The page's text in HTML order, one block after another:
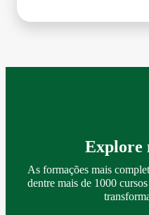
Explore
As formações mais
dentre mais de 1000